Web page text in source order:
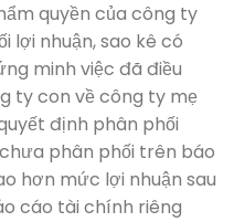
quyền của công ty
lợi nhuận, sao kê có
minh việc đã điều
ty con về công ty mẹ
định phân phối
phân phối trên báo
hơn mức lợi nhuận sau
cáo tài chính riêng